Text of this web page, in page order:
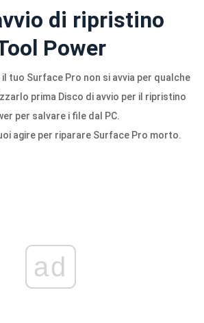
di ripristino
Power
tuo Surface Pro non si avvia per qualche
prima Disco di avvio per il ripristino
per salvare i file dal PC.
agire per riparare Surface Pro morto.
ad